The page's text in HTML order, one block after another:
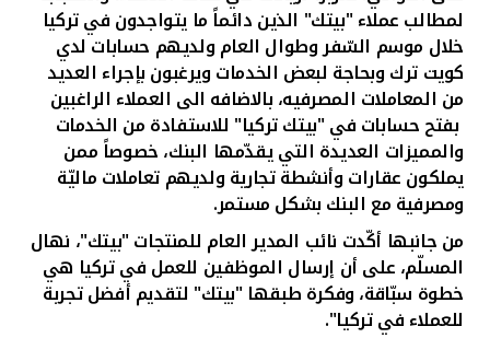
مصر
المملكة المتحدة
مملكة البحرين
لمطالب عملاء "بيتك" الذين دائماً ما يتواجدون في تركيا
خلال موسم السّفر وطوال العام ولديهم حسابات لدي
كويت ترك وبحاجة لبعض الخدمات ويرغبون بإجراء العديد
من المعاملات المصرفيه، بالاضافه الى العملاء الراغبين
بفتح حسابات في "بيتك تركيا" للاستفادة من الخدمات
والمميزات العديدة التي يقدّمها البنك، خصوصاً ممن
يملكون عقارات وأنشطة تجارية ولديهم تعاملات ماليّة
ومصرفية مع البنك بشكل مستمر.
من جانبها أكّدت نائب المدير العام للمنتجات "بيتك"، نهال
المسلّم، على أن إرسال الموظفين للعمل في تركيا هي
خطوة سبّاقة، وفكرة طبقها "بيتك" لتقديم أفضل تجربة
للعملاء في تركيا".